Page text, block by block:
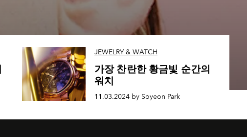
JEWELRY & WATCH
가장 찬란한 황금빛 순간의
워치
11.03.2024 by Soyeon Park